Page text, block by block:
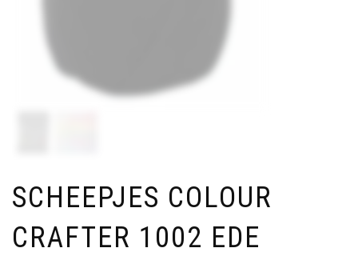
SCHEEPJES COLOUR
CRAFTER 1002 EDE